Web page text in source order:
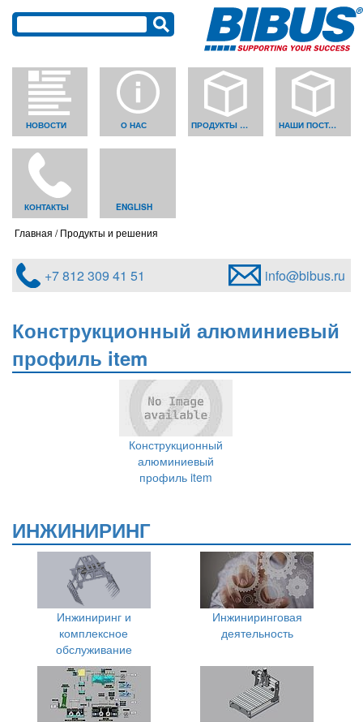
НОВОСТИ О НАС ПРОДУКТЫ И РЕШЕНИЯ НАШИ ПОСТАВЩИКИ
КОНТАКТЫ ENGLISH
Главная Продукты и решения
+7 812 309 41 51 info@bibus.ru
Конструкционный алюминиевый
профиль item
Конструкционный
алюминиевый
профиль item
ИНЖИНИРИНГ
Инжиниринг и
комплексное
обслуживание
Инжиниринговая
деятельность